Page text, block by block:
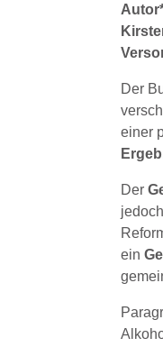
Der
einer
Der
ein